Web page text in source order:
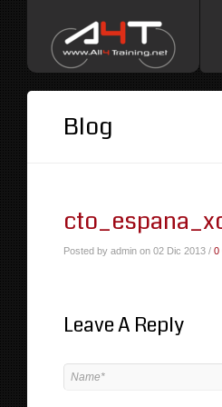
Blog
Posted by admin on 02 Dic 2013 / 0
Leave A Reply